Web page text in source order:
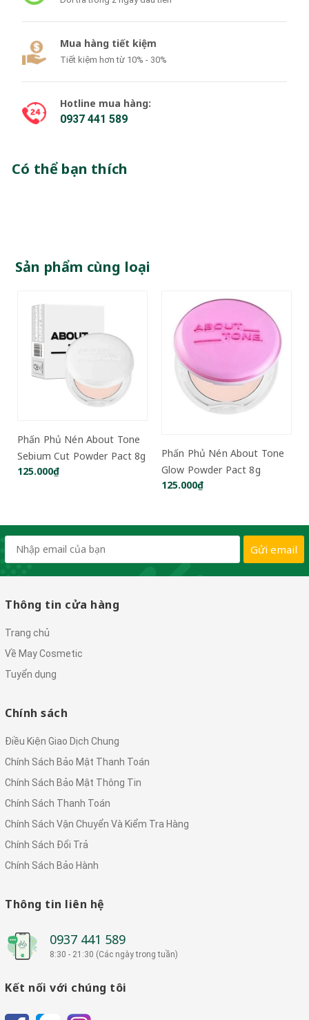
Mua hàng tiết kiệm
Tiết kiệm hơn từ 10% - 30%
Hotline mua hàng:
0937 441 589
Có thể bạn thích
Sản phẩm cùng loại
Phấn Phủ Nén About Tone
Sebium Cut Powder Pact 8g
125.000₫
Phấn Phủ Nén About Tone
Glow Powder Pact 8g
125.000₫
Gửi email
Thông tin cửa hàng
Trang chủ
Về May Cosmetic
Tuyển dụng
Chính sách
Điều Kiện Giao Dịch Chung
Chính Sách Bảo Mật Thanh Toán
Chính Sách Bảo Mật Thông Tin
Chính Sách Thanh Toán
Chính Sách Vận Chuyển Và Kiểm Tra Hàng
Chính Sách Đổi Trả
Chính Sách Bảo Hành
Thông tin liên hệ
0937 441 589
8:30 - 21:30 (Các ngày trong tuần)
Kết nối với chúng tôi